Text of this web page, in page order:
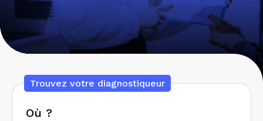
Trouvez votre diagnostiqueur
Où ?